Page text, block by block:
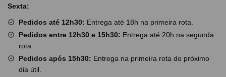
Sexta:
Pedidos até 12h30: Entrega até 18h na primeira rota.
Pedidos entre 12h30 e 15h30: Entrega até 20h na segunda
rota.
Pedidos após 15h30: Entrega na primeira rota do próximo
dia útil.